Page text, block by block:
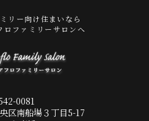
リー向け住まいなら
ロファミリーサロンへ
0081
区南船場３丁目5-17